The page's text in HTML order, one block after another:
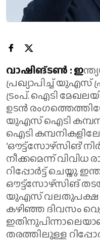
വാഷിങ്ടൺ : ഇ
പ്രഖ്യാപിച്ച്
ട്രംപ്. ഐടി
ഉടൻ
യുഎസ് ഐടി
ഐടി
‘ഔട്ട്‌സോഴ്‌സിങ്’
നീക്കമെന്ന് വിവിധ
റിപ്പോർട്ട് ചെയ്തു.
ഔട്ട്‌സോഴ്‌സിങ്
യുഎസ് വലതുപക്ഷ
കഴിഞ്ഞ ദിവസം
തരത്തിലുള്ള